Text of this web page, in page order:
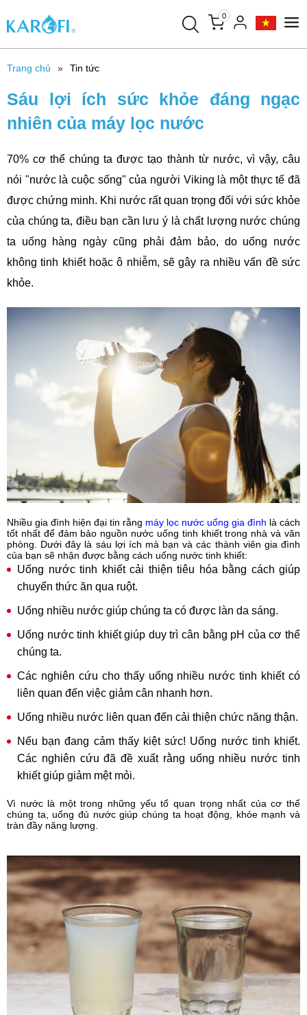
0
Trang chủ Tin tức
Sáu lợi ích sức khỏe đáng ngạc
nhiên của máy lọc nước
70% cơ thể chúng ta được tạo thành từ nước, vì vậy, câu
nói "nước là cuộc sống" của người Viking là một thực tế đã
được chứng minh. Khi nước rất quan trọng đối với sức khỏe
của chúng ta, điều bạn cần lưu ý là chất lượng nước chúng
ta uống hàng ngày cũng phải đảm bảo, do uống nước
không tinh khiết hoặc ô nhiễm, sẽ gây ra nhiều vấn đề sức
khỏe.
Nhiều gia đình hiện đại tin rằng máy lọc nước uống gia đình là cách
tốt nhất để đảm bảo nguồn nước uống tinh khiết trong nhà và văn
phòng. Dưới đây là sáu lợi ích mà bạn và các thành viên gia đình
của bạn sẽ nhận được bằng cách uống nước tinh khiết:
Uống nước tinh khiết cải thiện tiêu hóa bằng cách giúp
chuyển thức ăn qua ruột.
Uống nhiều nước giúp chúng ta có được làn da sáng.
Uống nước tinh khiết giúp duy trì cân bằng pH của cơ thể
chúng ta.
Các nghiên cứu cho thấy uống nhiều nước tinh khiết có
liên quan đến việc giảm cân nhanh hơn.
Uống nhiều nước liên quan đến cải thiện chức năng thận.
Nếu bạn đang cảm thấy kiệt sức! Uống nước tinh khiết.
Các nghiên cứu đã đề xuất rằng uống nhiều nước tinh
khiết giúp giảm mệt mỏi.
Vì nước là một trong những yếu tố quan trọng nhất của cơ thể
chúng ta, uống đủ nước giúp chúng ta hoạt động, khỏe mạnh và
tràn đầy năng lượng.